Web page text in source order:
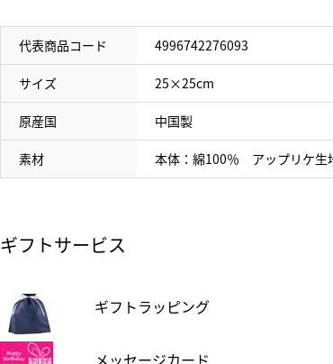
代表商品コード 4996742276093
サイズ 25×25cm
原産国 中国製
素材 本体：綿100％ アップリケ生
ギフトサービス
ギフトラッピング
メッセージカード